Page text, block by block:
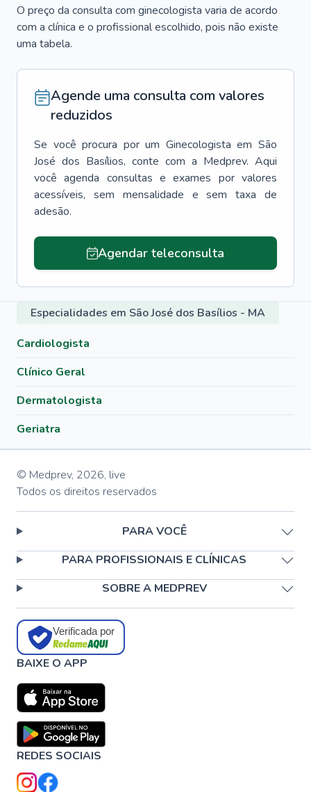
O preço da consulta com ginecologista varia de acordo
com a clínica e o profissional escolhido, pois não existe
uma tabela.
Agende uma consulta com valores
reduzidos
Se você procura por um Ginecologista em São
José dos Basílios, conte com a Medprev. Aqui
você agenda consultas e exames por valores
acessíveis, sem mensalidade e sem taxa de
adesão.
Agendar teleconsulta
Especialidades em São José dos Basílios - MA
Cardiologista
Clínico Geral
Dermatologista
Geriatra
© Medprev, 2026, live
Todos os direitos reservados
PARA VOCÊ
PARA PROFISSIONAIS E CLÍNICAS
SOBRE A MEDPREV
Verificada por
BAIXE O APP
REDES SOCIAIS